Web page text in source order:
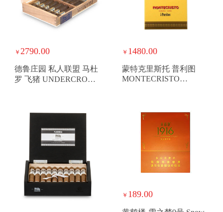
￥ 2790.00
德鲁庄园 私人联盟 马杜
罗 飞猪 UNDERCROWN
￥ 1480.00
蒙特克里斯托 普利图
MONTECRISTO
￥ 189.00